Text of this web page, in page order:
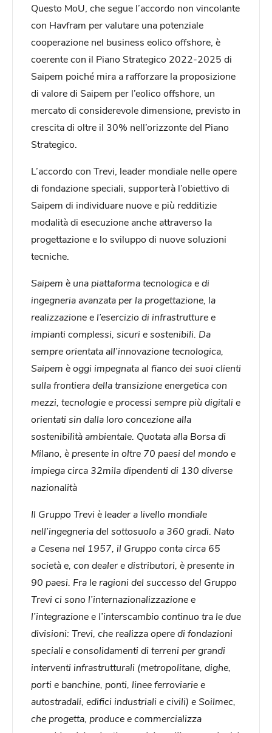
Questo MoU, che segue l’accordo non vincolante
con Havfram per valutare una potenziale
cooperazione nel business eolico offshore, è
coerente con il Piano Strategico 2022-2025 di
Saipem poiché mira a rafforzare la proposizione
di valore di Saipem per l’eolico offshore, un
mercato di considerevole dimensione, previsto in
crescita di oltre il 30% nell’orizzonte del Piano
Strategico.
L’accordo con Trevi, leader mondiale nelle opere
di fondazione speciali, supporterà l’obiettivo di
Saipem di individuare nuove e più redditizie
modalità di esecuzione anche attraverso la
progettazione e lo sviluppo di nuove soluzioni
tecniche.
Saipem è una piattaforma tecnologica e di
ingegneria avanzata per la progettazione, la
realizzazione e l’esercizio di infrastrutture e
impianti complessi, sicuri e sostenibili. Da
sempre orientata all’innovazione tecnologica,
Saipem è oggi impegnata al fianco dei suoi clienti
sulla frontiera della transizione energetica con
mezzi, tecnologie e processi sempre più digitali e
orientati sin dalla loro concezione alla
sostenibilità ambientale. Quotata alla Borsa di
Milano, è presente in oltre 70 paesi del mondo e
impiega circa 32mila dipendenti di 130 diverse
nazionalità
Il Gruppo Trevi è leader a livello mondiale
nell’ingegneria del sottosuolo a 360 gradi. Nato
a Cesena nel 1957, il Gruppo conta circa 65
società e, con dealer e distributori, è presente in
90 paesi. Fra le ragioni del successo del Gruppo
Trevi ci sono l’internazionalizzazione e
l’integrazione e l’interscambio continuo tra le due
divisioni: Trevi, che realizza opere di fondazioni
speciali e consolidamenti di terreni per grandi
interventi infrastrutturali (metropolitane, dighe,
porti e banchine, ponti, linee ferroviarie e
autostradali, edifici industriali e civili) e Soilmec,
che progetta, produce e commercializza